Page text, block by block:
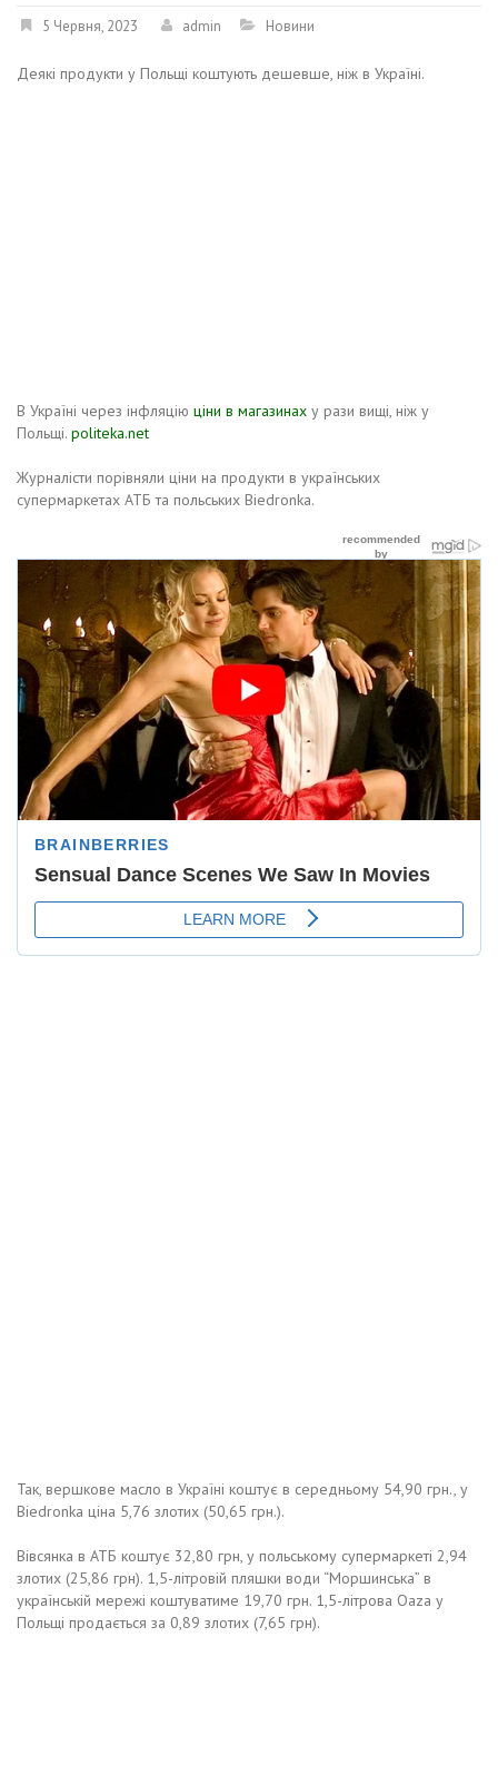
5 Червня, 2023 admin Новини
Деякі продукти у Польщі коштують дешевше, ніж в Україні.
В Україні через інфляцію ціни в магазинах у рази вищі, ніж у
Польщі. politeka.net
Журналісти порівняли ціни на продукти в українських
супермаркетах АТБ та польських Biedronka.
Так, вершкове масло в Україні коштує в середньому 54,90 грн., у
Biedronka ціна 5,76 злотих (50,65 грн.).
Вівсянка в АТБ коштує 32,80 грн, у польському супермаркеті 2,94
злотих (25,86 грн). 1,5-літровій пляшки води “Моршинська” в
українській мережі коштуватиме 19,70 грн. 1,5-літрова Oaza у
Польщі продається за 0,89 злотих (7,65 грн).